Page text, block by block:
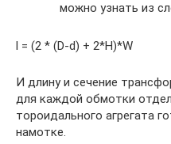
можно узнать из
l = (2 * (D-d) + 2*H)*W
И длину и сечение
для каждой обмотки
тороидального агрегата
намотке.